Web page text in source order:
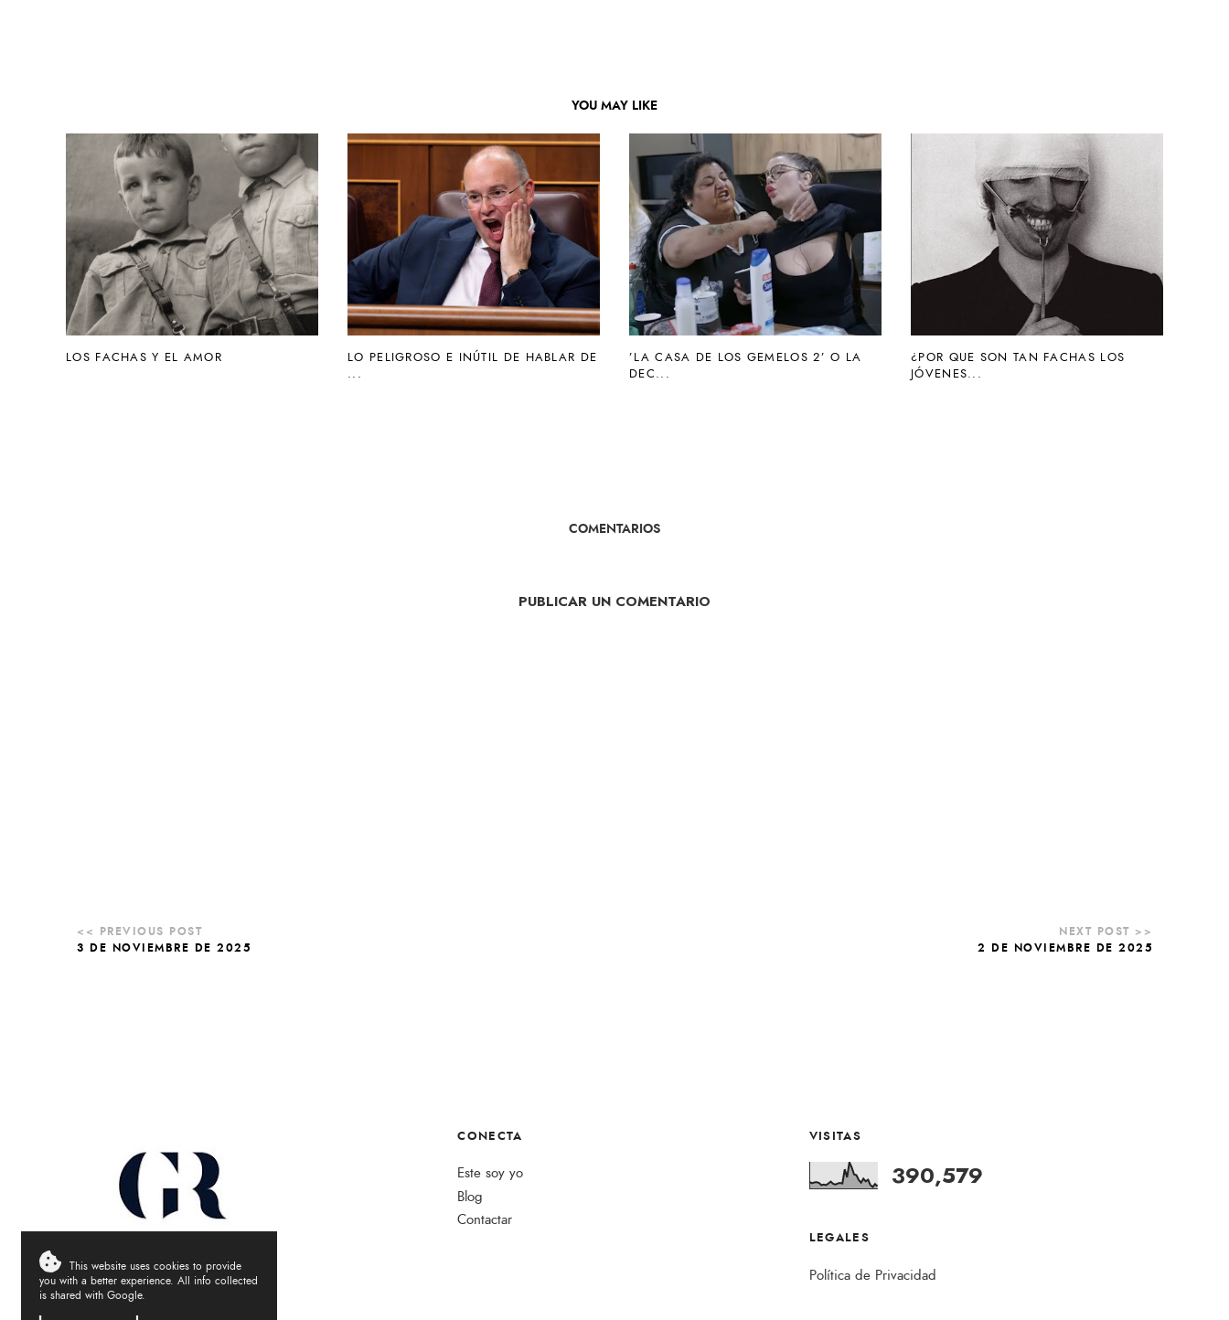
YOU MAY LIKE
LOS FACHAS Y EL AMOR
LO PELIGROSO E INÚTIL DE HABLAR DE
...
’LA CASA DE LOS GEMELOS 2’ O LA
DEC...
¿POR QUE SON TAN FACHAS LOS
JÓVENES...
COMENTARIOS
PUBLICAR UN COMENTARIO
3 DE NOVIEMBRE DE 2025 2 DE NOVIEMBRE DE 2025
CONECTA
Este soy yo
Blog
Contactar
VISITAS
390,579
LEGALES
Política de Privacidad
This website uses cookies to provide
you with a better experience. All info collected
is shared with Google.